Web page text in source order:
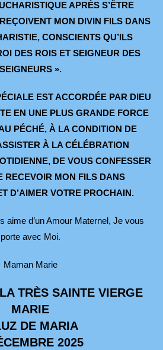
APRÈS S’ÊTRE
MON DIVIN FILS DANS
CONSCIENTS QU’ILS
DES ROIS ET SEIGNEUR DES
SEIGNEURS ».
EST ACCORDÉE PAR DIEU
EN UNE PLUS GRANDE FORCE
PÉCHÉ, À LA CONDITION DE
À LA CÉLÉBRATION
DE VOUS CONFESSER
RECEVOIR MON FILS DANS
D’AIMER VOTRE PROCHAIN.
aime d’un Amour Maternel, Je vous
porte avec Moi.
Maman Marie
TRÈS SAINTE VIERGE
MARIE
DE MARIA
2025